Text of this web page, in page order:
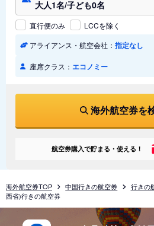
大人1名/子ども0名
直行便のみ
LCCを除く
アライアンス・航空会社： 指定なし
座席クラス： エコノミー
海外航空券を
航空券購入で貯まる・使える！
海外航空券TOP 中国行きの航空券 行きの
西省)行きの航空券